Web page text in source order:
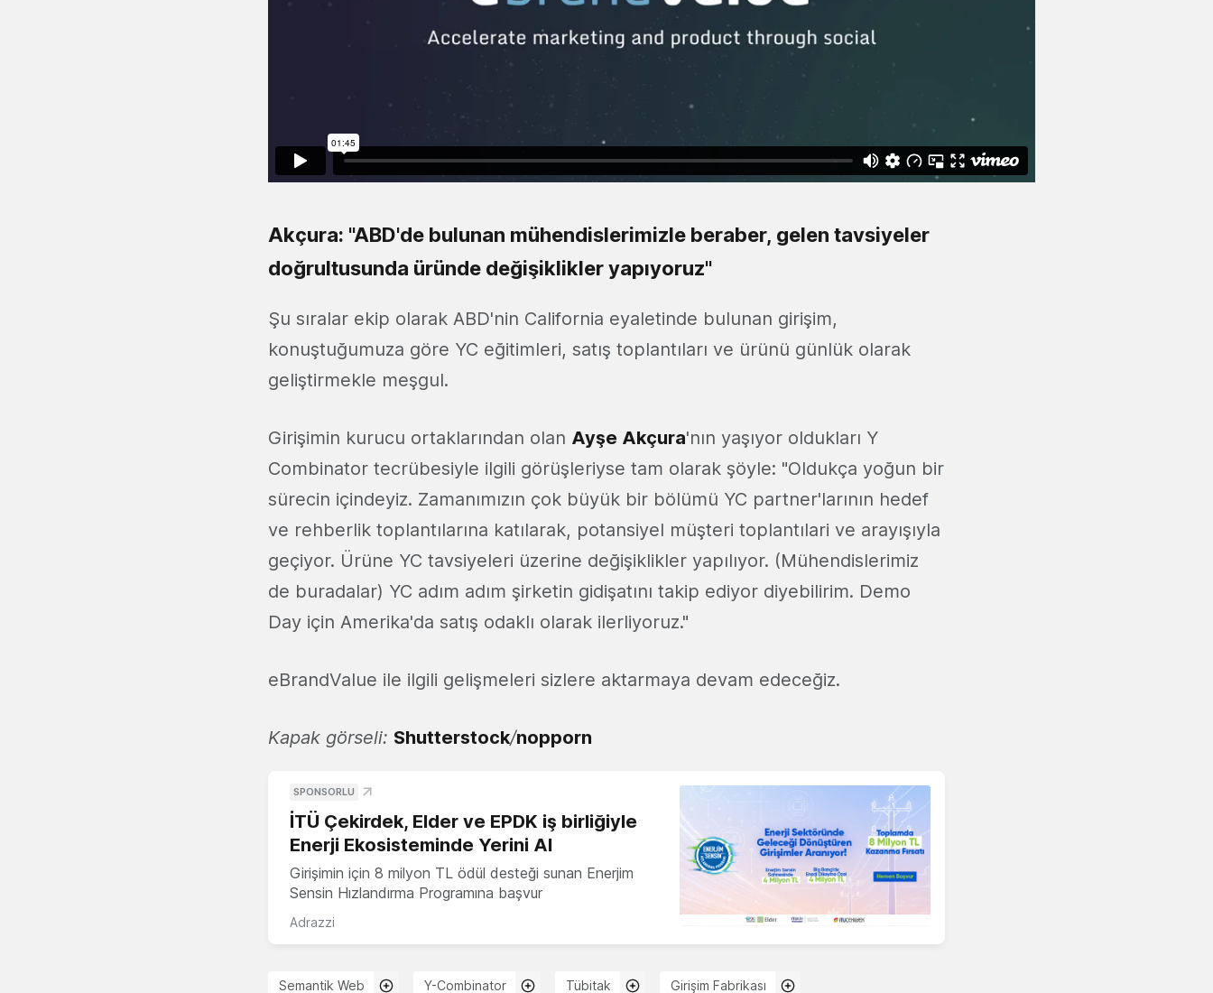
Akçura: "ABD'de bulunan mühendislerimizle beraber, gelen tavsiyeler
doğrultusunda üründe değişiklikler yapıyoruz"
Şu sıralar ekip olarak ABD'nin California eyaletinde bulunan girişim,
konuştuğumuza göre YC eğitimleri, satış toplantıları ve ürünü günlük olarak
geliştirmekle meşgul.
Girişimin kurucu ortaklarından olan Ayşe Akçura'nın yaşıyor oldukları Y
Combinator tecrübesiyle ilgili görüşleriyse tam olarak şöyle: "Oldukça yoğun bir
sürecin içindeyiz. Zamanımızın çok büyük bir bölümü YC partner'larının hedef
ve rehberlik toplantılarına katılarak, potansiyel müşteri toplantılari ve arayışıyla
geçiyor. Ürüne YC tavsiyeleri üzerine değişiklikler yapılıyor. (Mühendislerimiz
de buradalar) YC adım adım şirketin gidişatını takip ediyor diyebilirim. Demo
Day için Amerika'da satış odaklı olarak ilerliyoruz."
eBrandValue ile ilgili gelişmeleri sizlere aktarmaya devam edeceğiz.
Kapak görseli: Shutterstock/nopporn
SPONSORLU
İTÜ Çekirdek, Elder ve EPDK iş birliğiyle
Enerji Ekosisteminde Yerini Al
Girişimin için 8 milyon TL ödül desteği sunan Enerjim
Sensin Hızlandırma Programına başvur
Adrazzi
Semantik Web Y-Combinator Tübitak Girişim Fabrikası